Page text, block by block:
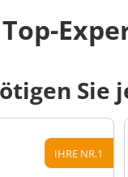
Sie
IHRE NR.1